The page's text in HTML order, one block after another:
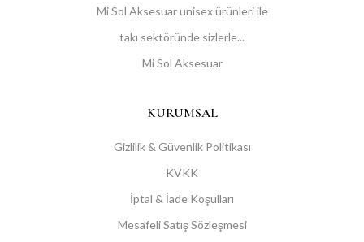
Mi Sol Aksesuar unisex ürünleri ile
takı sektöründe sizlerle...
Mi Sol Aksesuar
KURUMSAL
Gizlilik & Güvenlik Politikası
KVKK
İptal & İade Koşulları
Mesafeli Satış Sözleşmesi